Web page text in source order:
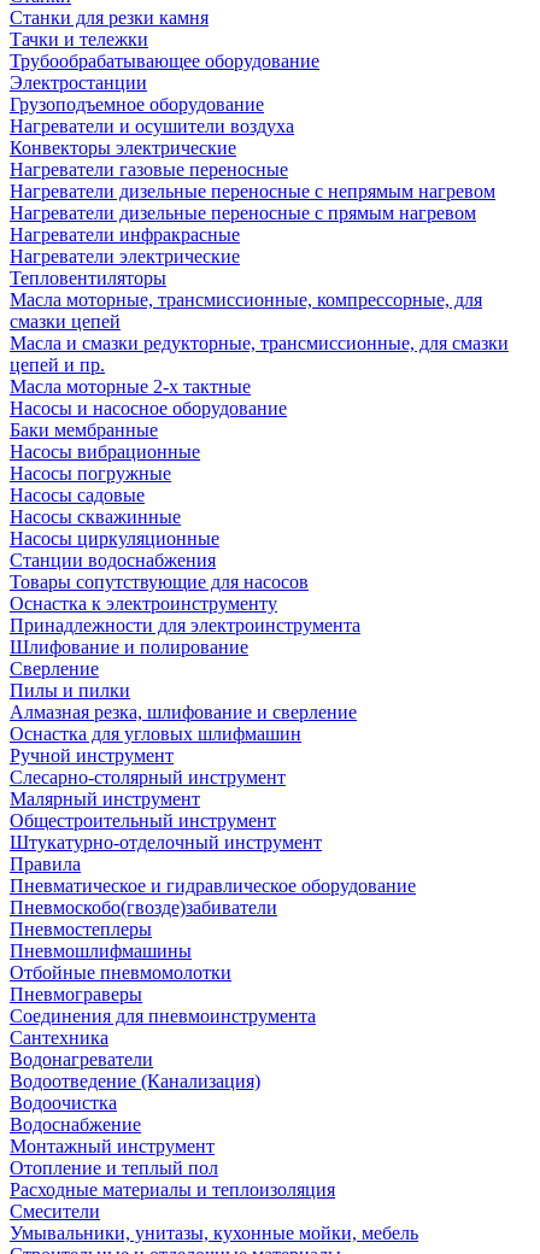
Станки для резки камня
Тачки и тележки
Трубообрабатывающее оборудование
Электростанции
Грузоподъемное оборудование
Нагреватели и осушители воздуха
Конвекторы электрические
Нагреватели газовые переносные
Нагреватели дизельные переносные с непрямым нагревом
Нагреватели дизельные переносные с прямым нагревом
Нагреватели инфракрасные
Нагреватели электрические
Тепловентиляторы
Масла моторные, трансмиссионные, компрессорные, для
смазки цепей
Масла и смазки редукторные, трансмиссионные, для смазки
цепей и пр.
Масла моторные 2-х тактные
Насосы и насосное оборудование
Баки мембранные
Насосы вибрационные
Насосы погружные
Насосы садовые
Насосы скважинные
Насосы циркуляционные
Станции водоснабжения
Товары сопутствующие для насосов
Оснастка к электроинструменту
Принадлежности для электроинструмента
Шлифование и полирование
Сверление
Пилы и пилки
Алмазная резка, шлифование и сверление
Оснастка для угловых шлифмашин
Ручной инструмент
Слесарно-столярный инструмент
Малярный инструмент
Общестроительный инструмент
Штукатурно-отделочный инструмент
Правила
Пневматическое и гидравлическое оборудование
Пневмоскобо(гвозде)забиватели
Пневмостеплеры
Пневмошлифмашины
Отбойные пневмомолотки
Пневмограверы
Соединения для пневмоинструмента
Сантехника
Водонагреватели
Водоотведение (Канализация)
Водоочистка
Водоснабжение
Монтажный инструмент
Отопление и теплый пол
Расходные материалы и теплоизоляция
Смесители
Умывальники, унитазы, кухонные мойки, мебель